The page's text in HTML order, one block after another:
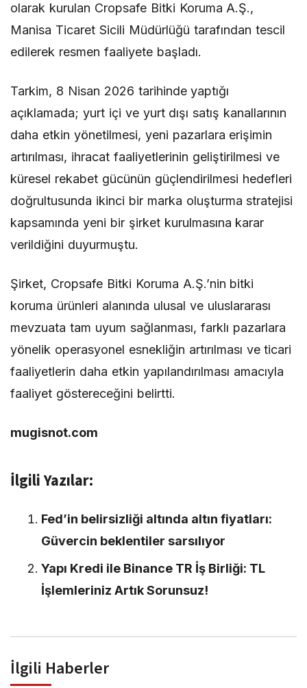
olarak kurulan Cropsafe Bitki Koruma A.Ş.,
Manisa Ticaret Sicili Müdürlüğü tarafından tescil
edilerek resmen faaliyete başladı.
Tarkim, 8 Nisan 2026 tarihinde yaptığı
açıklamada; yurt içi ve yurt dışı satış kanallarının
daha etkin yönetilmesi, yeni pazarlara erişimin
artırılması, ihracat faaliyetlerinin geliştirilmesi ve
küresel rekabet gücünün güçlendirilmesi hedefleri
doğrultusunda ikinci bir marka oluşturma stratejisi
kapsamında yeni bir şirket kurulmasına karar
verildiğini duyurmuştu.
Şirket, Cropsafe Bitki Koruma A.Ş.’nin bitki
koruma ürünleri alanında ulusal ve uluslararası
mevzuata tam uyum sağlanması, farklı pazarlara
yönelik operasyonel esnekliğin artırılması ve ticari
faaliyetlerin daha etkin yapılandırılması amacıyla
faaliyet göstereceğini belirtti.
mugisnot.com
İlgili Yazılar:
Fed’in belirsizliği altında altın fiyatları:
Güvercin beklentiler sarsılıyor
Yapı Kredi ile Binance TR İş Birliği: TL
İşlemleriniz Artık Sorunsuz!
İlgili Haberler